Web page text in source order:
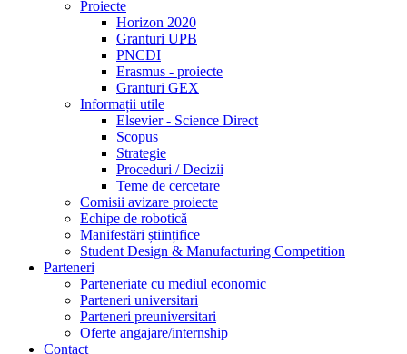
Proiecte
Horizon 2020
Granturi UPB
PNCDI
Erasmus - proiecte
Granturi GEX
Informații utile
Elsevier - Science Direct
Scopus
Strategie
Proceduri / Decizii
Teme de cercetare
Comisii avizare proiecte
Echipe de robotică
Manifestări științifice
Student Design & Manufacturing Competition
Parteneri
Parteneriate cu mediul economic
Parteneri universitari
Parteneri preuniversitari
Oferte angajare/internship
Contact